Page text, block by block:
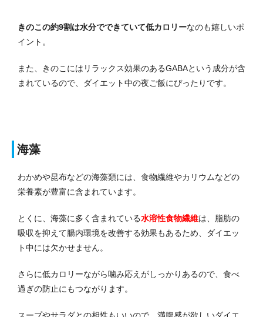
きのこの約9割は水分でできていて低カロリーなのも嬉しいポ
イント。
また、きのこにはリラックス効果のあるGABAという成分が含
まれているので、ダイエット中の夜ご飯にぴったりです。
海藻
わかめや昆布などの海藻類には、食物繊維やカリウムなどの
栄養素が豊富に含まれています。
とくに、海藻に多く含まれている水溶性食物繊維は、脂肪の
吸収を抑えて腸内環境を改善する効果もあるため、ダイエッ
ト中には欠かせません。
さらに低カロリーながら噛み応えがしっかりあるので、食べ
過ぎの防止にもつながります。
スープやサラダとの相性もいいので、満腹感が欲しいダイエ